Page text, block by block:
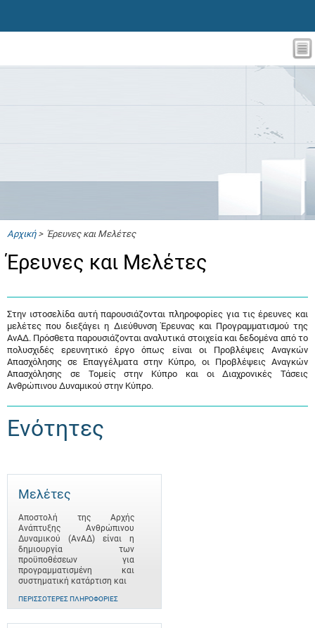
Αρχική> Έρευνες και Μελέτες
Έρευνες και Μελέτες
Στην ιστοσελίδα αυτή παρουσιάζονται πληροφορίες για τις έρευνες και
μελέτες που διεξάγει η Διεύθυνση Έρευνας και Προγραμματισμού της
ΑνΑΔ. Πρόσθετα παρουσιάζονται αναλυτικά στοιχεία και δεδομένα από το
πολυσχιδές ερευνητικό έργο όπως είναι οι Προβλέψεις Αναγκών
Απασχόλησης σε Επαγγέλματα στην Κύπρο, οι Προβλέψεις Αναγκών
Απασχόλησης σε Τομείς στην Κύπρο και οι Διαχρονικές Τάσεις
Ανθρώπινου Δυναμικού στην Κύπρο.
Ενότητες
Μελέτες
Αποστολή της Αρχής
Ανάπτυξης Ανθρώπινου
Δυναμικού (ΑνΑΔ) είναι η
δημιουργία των
προϋποθέσεων για
προγραμματισμένη και
συστηματική κατάρτιση και
ΠΕΡΙΣΣΌΤΕΡΕΣ ΠΛΗΡΟΦΟΡΊΕΣ